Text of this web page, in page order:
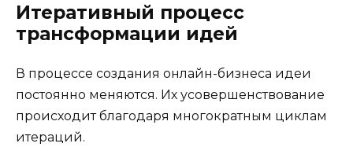
Итеративный процесс
трансформации идей
В процессе создания онлайн-бизнеса идеи
постоянно меняются. Их усовершенствование
происходит благодаря многократным циклам
итераций.